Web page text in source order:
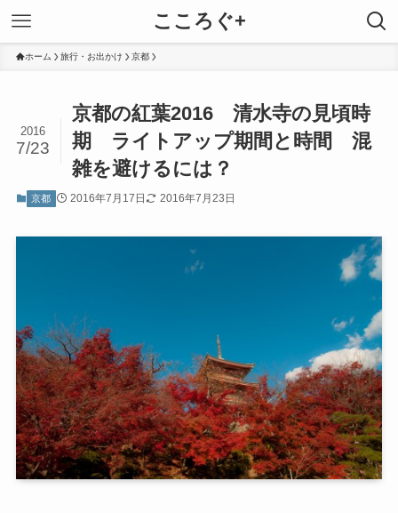
こころぐ+
ホーム 旅行・お出かけ 京都
京都の紅葉2016 清水寺の見頃時
期 ライトアップ期間と時間 混
雑を避けるには？
2016
7/23
京都 2016年7月17日 2016年7月23日